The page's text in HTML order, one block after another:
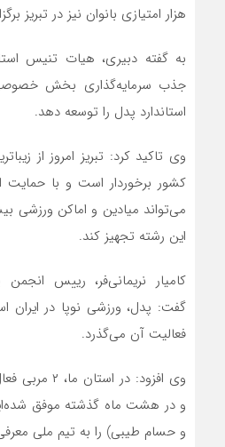
هزار امتیازی بانوان نیز در تبریز
به گفته دبیری، هیات تنیس
جذب سرمایه‌گذاری بخش
استاندارد پدل را توسعه دهد.
وی تاکید کرد: تبریز امروز از
کشور برخوردار است و با حمایت
می‌تواند میادین و اماکن ورزشی
این رشته تجهیز کند.
کامیار نریمانی‌فر، رییس
فعالیت آن می‌گذرد.
وی افزود: در
و حسام طیبی) را به تیم ملی